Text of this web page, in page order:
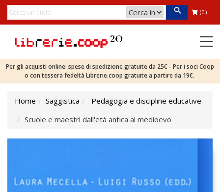
(0)
Per gli acquisti online: spese di spedizione gratuite da 25€ - Per i soci Coop
o con tessera fedeltà Librerie.coop gratuite a partire da 19€.
Home Saggistica
Pedagogia e discipline educative
Scuole e maestri dall'età antica al medioevo